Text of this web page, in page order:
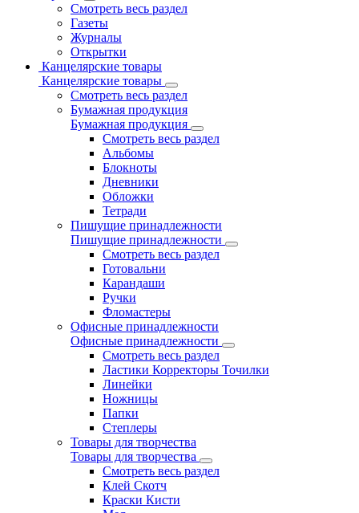
Смотреть весь раздел
Газеты
Журналы
Открытки
Канцелярские товары
Канцелярские товары
Смотреть весь раздел
Бумажная продукция
Бумажная продукция
Смотреть весь раздел
Альбомы
Блокноты
Дневники
Обложки
Тетради
Пишущие принадлежности
Пишущие принадлежности
Смотреть весь раздел
Готовальни
Карандаши
Ручки
Фломастеры
Офисные принадлежности
Офисные принадлежности
Смотреть весь раздел
Ластики Корректоры Точилки
Линейки
Ножницы
Папки
Степлеры
Товары для творчества
Товары для творчества
Смотреть весь раздел
Клей Скотч
Краски Кисти